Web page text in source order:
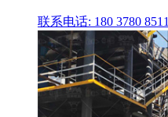
联系电话: 180 3780 8511